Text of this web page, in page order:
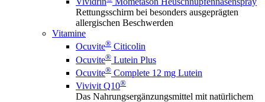
Rettungsschirm bei besonders ausgeprägten
allergischen Beschwerden
Vitamine
Ocuvite® Citicolin
Ocuvite® Lutein Plus
Ocuvite® Complete 12 mg Lutein
Vivivit Q10®
Das Nahrungsergänzungsmittel mit natürlichem